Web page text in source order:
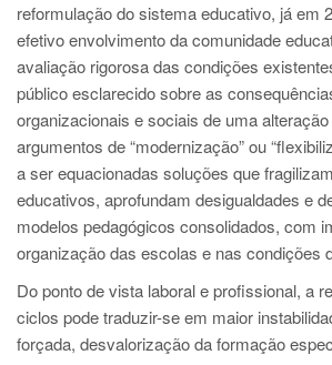
reformulação do sistema educativo, já em
efetivo envolvimento da comunidade
avaliação rigorosa das condições
público esclarecido sobre as
organizacionais e sociais de uma
argumentos de “modernização” ou
a ser equacionadas soluções que
educativos, aprofundam desigualdades e
modelos pedagógicos consolidados, com
organização das escolas e nas condições
Do ponto de vista laboral e profissional, a
ciclos pode traduzir-se em maior
forçada, desvalorização da formação